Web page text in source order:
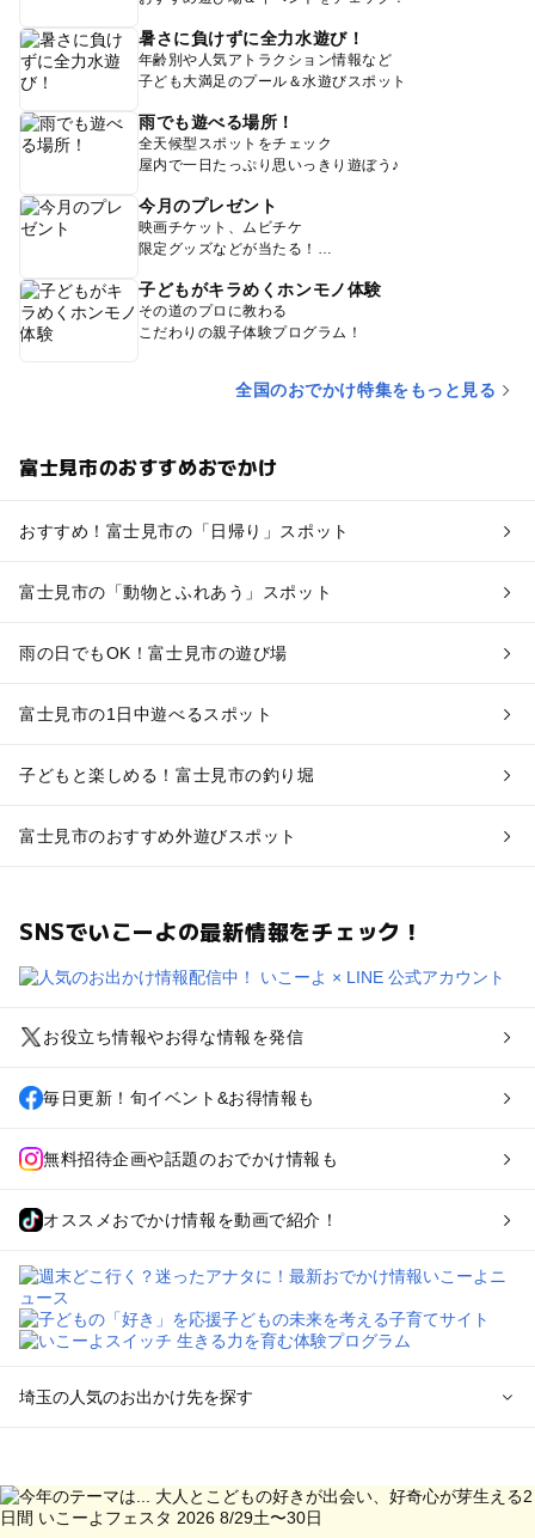
暑さに負けずに全力水遊び！
年齢別や人気アトラクション情報など
子ども大満足のプール＆水遊びスポット
雨でも遊べる場所！
全天候型スポットをチェック
屋内で一日たっぷり思いっきり遊ぼう♪
今月のプレゼント
映画チケット、ムビチケ
限定グッズなどが当たる！
子どもがキラめくホンモノ体験
その道のプロに教わる
こだわりの親子体験プログラム！
全国のおでかけ特集をもっと見る
富士見市のおすすめおでかけ
おすすめ！富士見市の「日帰り」スポット
富士見市の「動物とふれあう」スポット
雨の日でもOK！富士見市の遊び場
富士見市の1日中遊べるスポット
子どもと楽しめる！富士見市の釣り堀
富士見市のおすすめ外遊びスポット
SNSでいこーよの最新情報をチェック！
お役立ち情報やお得な情報を発信
毎日更新！旬イベント&お得情報も
無料招待企画や話題のおでかけ情報も
オススメおでかけ情報を動画で紹介！
埼玉の人気のお出かけ先を探す
を探す
川越・所沢・入間・新座のプールお出かけ